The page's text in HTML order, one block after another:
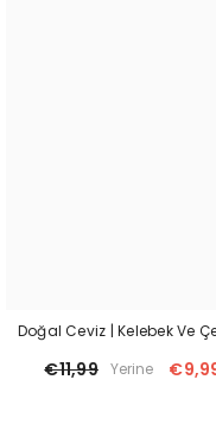
Doğal Ceviz | Kelebek Ve
€11,99 Yerine